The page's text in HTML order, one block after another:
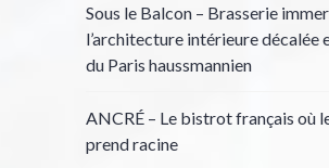
Sous le Balcon – Brasserie
l’architecture intérieure décalée
du Paris haussmannien
ANCRÉ – Le bistrot français où
prend racine